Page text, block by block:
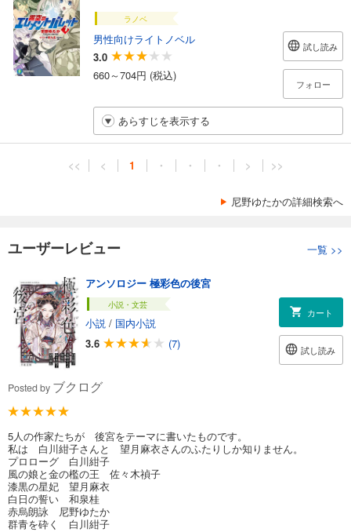
ラノベ
男性向けライトノベル
3.0
660～704円 (税込)
試し読み
フォロー
あらすじを表示する
<< < 1 ・ ・ ・ > >>
尼野ゆたかの詳細検索へ
ユーザーレビュー 一覧 >>
アンソロジー 極彩色の後宮
小説・文芸
小説 / 国内小説
3.6
(7)
カート
試し読み
Posted by ブクログ
5人の作家たちが 後宮をテーマに書いたものです。
私は 白川紺子さんと 望月麻衣さんのふたりしか知りません。
プロローグ 白川紺子
風の娘と金の檻の王 佐々木禎子
漆黒の星妃 望月麻衣
白日の誓い 和泉桂
赤烏朗詠 尼野ゆたか
群青を砕く 白川紺子